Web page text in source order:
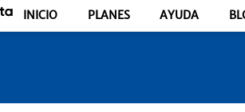
INICIO PLANES AYUDA